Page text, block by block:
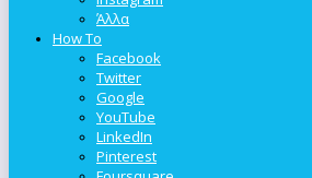
Άλλα
How To
Facebook
Twitter
Google
YouTube
LinkedIn
Pinterest